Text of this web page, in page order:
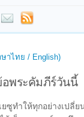
าไทย / English)
พระคัมภีร์วันนี้
ยซูทำให้ทุกอย่างเปลี่